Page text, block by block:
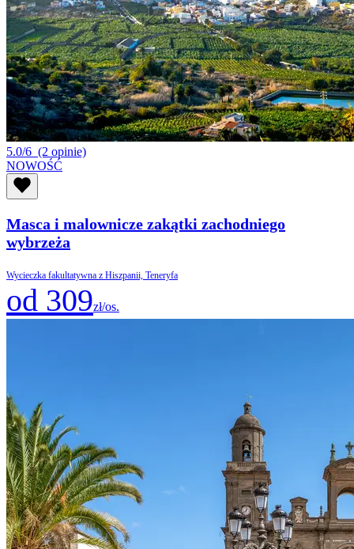
5.0/6 (2 opinie)
NOWOŚĆ
Masca i malownicze zakątki zachodniego
wybrzeża
Wycieczka fakultatywna z Hiszpanii, Teneryfa
od 309zł/os.